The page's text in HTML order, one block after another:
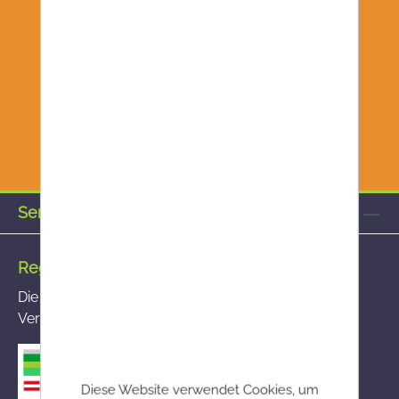
Service-Hotline
Registrierte Versandapotheke
Die von Ihnen aufgerufene Versandapotheke ist im
Versandapothekenregister des BASG registriert
Diese Website verwendet Cookies, um